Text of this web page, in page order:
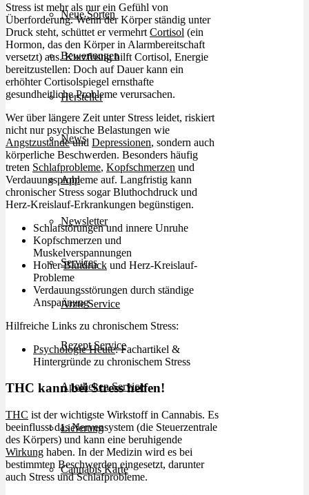
Neue Sorten
Bewertungen
Hersteller
News
App
Newsletter
Services
Ärzte Service
Rezept Service
Apotheken Service
Lieferung
Cannabis Karte
Stress ist mehr als nur ein Gefühl von
Überforderung. Wenn der Körper ständig unter
Druck steht, schüttet er vermehrt Cortisol (ein
Hormon, das den Körper in Alarmbereitschaft
versetzt) aus. Kurzfristig hilft Cortisol, Energie
bereitzustellen: Doch auf Dauer kann ein
erhöhter Cortisolspiegel ernsthafte
gesundheitliche Probleme verursachen.
Wer über längere Zeit unter Stress leidet, riskiert
nicht nur psychische Belastungen wie
Angstzuständeund Depressionen, sondern auch
körperliche Beschwerden. Besonders häufig
treten Schlafprobleme, Kopfschmerzen und
Verdauungsprobleme auf. Langfristig kann
chronischer Stress sogar Bluthochdruck und
Herz-Kreislauf-Erkrankungen begünstigen.
Schlafstörungen und innere Unruhe
Kopfschmerzen und
Muskelverspannungen
HoherBlutdruck und Herz-Kreislauf-
Probleme
Verdauungsstörungen durch ständige
Anspannung
Hilfreiche Links zu chronischem Stress:
Psychologie Heute: Fachartikel &
Hintergründe zu chronischem Stress
THC kann bei Stress helfen!
THC ist der wichtigste Wirkstoff in Cannabis. Es
beeinflusst das Nervensystem (die Steuerzentrale
des Körpers) und kann eine beruhigende
Wirkung haben. In der Medizin wird es bei
bestimmten Beschwerden eingesetzt, darunter
auch Stress und Schlafprobleme.